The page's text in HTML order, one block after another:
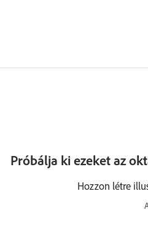
Próbálja ki ezeket az
Hozzon létre